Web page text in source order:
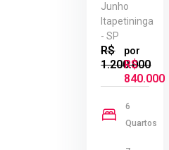
Junho
Itapetininga
- SP
R$
1.200.000
por
R$
840.000
6
Quartos